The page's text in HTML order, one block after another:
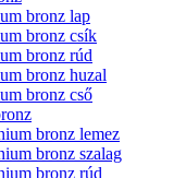
bronz lap
bronz csík
bronz rúd
bronz huzal
bronz cső
bronz lemez
bronz szalag
bronz rúd